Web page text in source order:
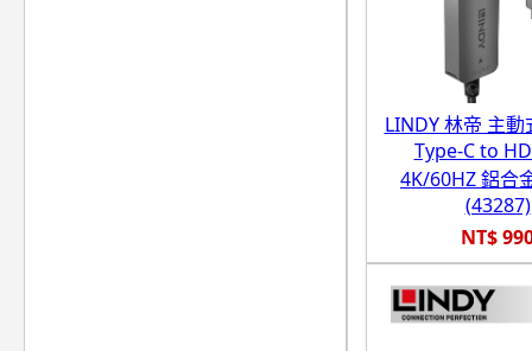
LINDY 林帝 主動
Type-C to
4K/60HZ 鋁合
(43287)
NT$